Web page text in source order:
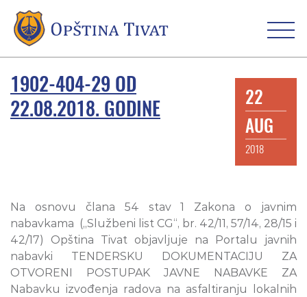
1902-404-29 OD
22.08.2018. GODINE
22
AUG
2018
Na osnovu člana 54 stav 1 Zakona o javnim
nabavkama („Službeni list CG“, br. 42/11, 57/14, 28/15 i
42/17) Opština Tivat objavljuje na Portalu javnih
nabavki TENDERSKU DOKUMENTACIJU ZA
OTVORENI POSTUPAK JAVNE NABAVKE ZA
Nabavku izvođenja radova na asfaltiranju lokalnih